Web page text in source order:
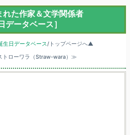
た作家＆文学関係者
データベース］
生日データベース/トップページへ▲
トローワラ（Straw-wara）≫